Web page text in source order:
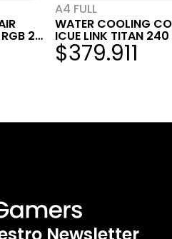
2X
A4 FULL
WATER COOLING
ICUE LINK TITAN
CPU COOLER 240MM
(5456)
$379.911